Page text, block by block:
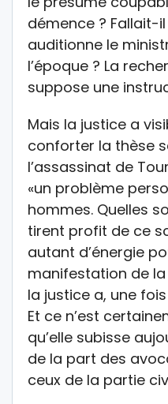
démence ? Fallait-
auditionne le
l’époque ? La
suppose une
Mais la justice a
conforter la thèse
l’assassinat de
«un problème
hommes. Quelles
tirent profit de ce
autant d’énergie
manifestation de
la justice a, une
Et ce n’est
qu’elle subisse
de la part des
ceux de la partie